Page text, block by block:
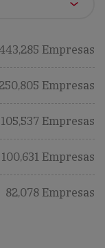
Empresas
250,805 Empresas
105,537 Empresas
100,631 Empresas
82,078 Empresas